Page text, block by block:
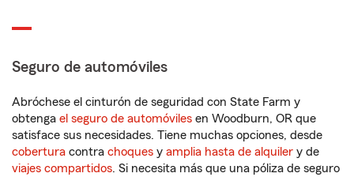
Seguro de automóviles
Abróchese el cinturón de seguridad con State Farm y
obtenga el seguro de automóviles en Woodburn, OR que
satisface sus necesidades. Tiene muchas opciones, desde
cobertura contra choques y amplia hasta de alquiler y de
viajes compartidos. Si necesita más que una póliza de seguro